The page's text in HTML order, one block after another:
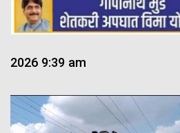
2026 9:39 am